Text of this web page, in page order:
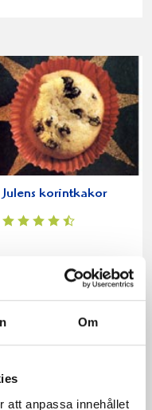
Om
att anpassa innehållet
Julens korintkakor